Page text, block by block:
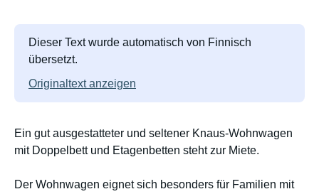
Dieser Text wurde automatisch von Finnisch
übersetzt.
Originaltext anzeigen
Ein gut ausgestatteter und seltener Knaus-Wohnwagen
mit Doppelbett und Etagenbetten steht zur Miete.
Der Wohnwagen eignet sich besonders für Familien mit